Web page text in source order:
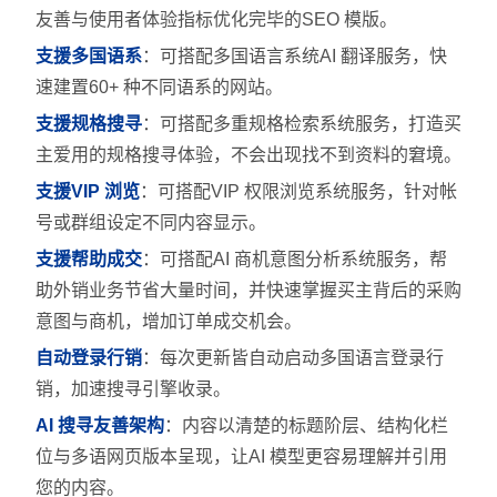
友善与使用者体验指标优化完毕的SEO 模版。
支援多国语系：可搭配多国语言系统AI 翻译服务，快
速建置60+ 种不同语系的网站。
支援规格搜寻：可搭配多重规格检索系统服务，打造买
主爱用的规格搜寻体验，不会出现找不到资料的窘境。
支援VIP 浏览：可搭配VIP 权限浏览系统服务，针对帐
号或群组设定不同内容显示。
支援帮助成交：可搭配AI 商机意图分析系统服务，帮
助外销业务节省大量时间，并快速掌握买主背后的采购
意图与商机，增加订单成交机会。
自动登录行销：每次更新皆自动启动多国语言登录行
销，加速搜寻引擎收录。
AI 搜寻友善架构：内容以清楚的标题阶层、结构化栏
位与多语网页版本呈现，让AI 模型更容易理解并引用
您的内容。